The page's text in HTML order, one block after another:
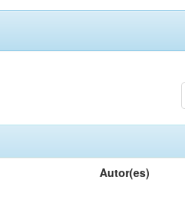
Autor(es)